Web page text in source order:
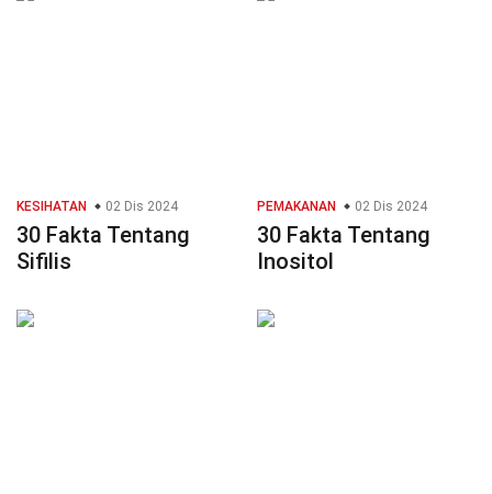
KESIHATAN 02 Dis 2024
30 Fakta Tentang
Sifilis
PEMAKANAN 02 Dis 2024
30 Fakta Tentang
Inositol